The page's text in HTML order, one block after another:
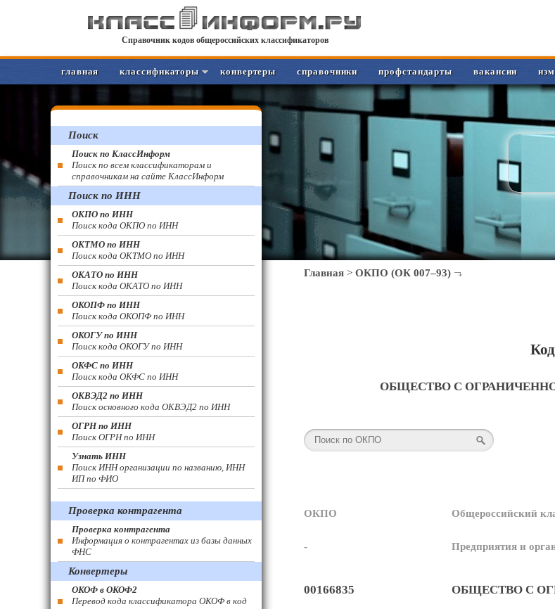
Справочник кодов общероссийских классификаторов
главная классификаторы конвертеры справочники профстандарты вакансии
Главная > ОКПО (ОК 007–93)
ОБЩЕСТВО С
ОКПО Общероссийский
- Предприятия и
00166835 ОБЩЕСТВО С
Поиск
Поиск по КлассИнформ
Поиск по всем классификаторам и
справочникам на сайте КлассИнформ
Поиск по ИНН
ОКПО по ИНН
Поиск кода ОКПО по ИНН
ОКТМО по ИНН
Поиск кода ОКТМО по ИНН
ОКАТО по ИНН
Поиск кода ОКАТО по ИНН
ОКОПФ по ИНН
Поиск кода ОКОПФ по ИНН
ОКОГУ по ИНН
Поиск кода ОКОГУ по ИНН
ОКФС по ИНН
Поиск кода ОКФС по ИНН
ОКВЭД2 по ИНН
Поиск основного кода ОКВЭД2 по ИНН
ОГРН по ИНН
Поиск ОГРН по ИНН
Узнать ИНН
Поиск ИНН организации по названию, ИНН
ИП по ФИО
Проверка контрагента
Проверка контрагента
Информация о контрагентах из базы данных
ФНС
Конвертеры
ОКОФ в ОКОФ2
Перевод кода классификатора ОКОФ в код